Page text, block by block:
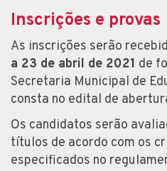
Inscrições e provas
As inscrições serão
a 23 de abril de 2021 de
Secretaria Municipal de
consta no edital de
Os candidatos serão
títulos de acordo com os
especificados no